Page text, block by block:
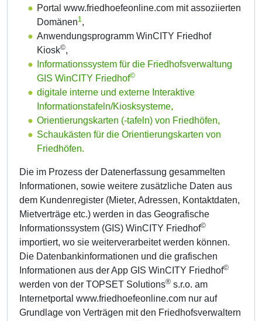
Portal www.friedhoefeonline.com mit assoziierten
Domänen1,
Anwendungsprogramm WinCITY Friedhof
Kiosk©,
Informationssystem für die Friedhofsverwaltung
GIS WinCITY Friedhof©
digitale interne und externe Interaktive
Informationstafeln/Kiosksysteme,
Orientierungskarten (-tafeln) von Friedhöfen,
Schaukästen für die Orientierungskarten von
Friedhöfen.
Die im Prozess der Datenerfassung gesammelten
Informationen, sowie weitere zusätzliche Daten aus
dem Kundenregister (Mieter, Adressen, Kontaktdaten,
Mietverträge etc.) werden in das Geografische
Informationssystem (GIS) WinCITY Friedhof©
importiert, wo sie weiterverarbeitet werden können.
Die Datenbankinformationen und die grafischen
Informationen aus der App GIS WinCITY Friedhof©
werden von der TOPSET Solutions® s.r.o. am
Internetportal www.friedhoefeonline.com nur auf
Grundlage von Verträgen mit den Friedhofsverwaltern